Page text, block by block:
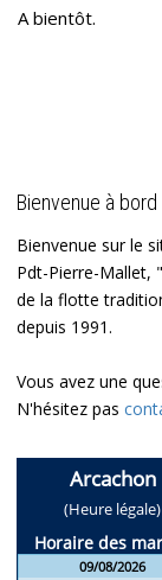
A bientôt.
Bienvenue à bord
Bienvenue sur le
Pdt-Pierre-Mallet,
de la flotte
depuis 1991.
Vous avez une
N'hésitez pas